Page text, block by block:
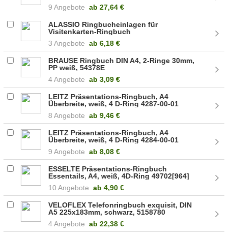
9 Angebote ab 27,64 €
ALASSIO Ringbucheinlagen für
Visitenkarten-Ringbuch
3 Angebote ab 6,18 €
BRAUSE Ringbuch DIN A4, 2-Ringe 30mm,
PP weiß, 54378E
4 Angebote ab 3,09 €
LEITZ Präsentations-Ringbuch, A4
Überbreite, weiß, 4 D-Ring 4287-00-01
8 Angebote ab 9,46 €
LEITZ Präsentations-Ringbuch, A4
Überbreite, weiß, 4 D-Ring 4284-00-01
9 Angebote ab 8,08 €
ESSELTE Präsentations-Ringbuch
Essentails, A4, weiß, 4D-Ring 49702[964]
10 Angebote ab4,90 €
VELOFLEX Telefonringbuch exquisit, DIN
A5 225x183mm, schwarz, 5158780
4 Angebote ab 22,38 €